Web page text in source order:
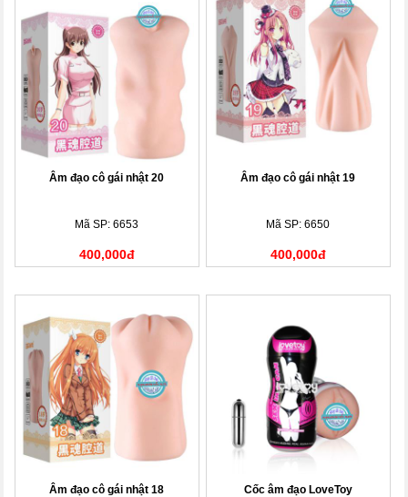
Âm đạo cô gái nhật 20
Mã SP: 6653
400,000đ
Âm đạo cô gái nhật 19
Mã SP: 6650
400,000đ
Âm đạo cô gái nhật 18 Cốc âm đạo LoveToy